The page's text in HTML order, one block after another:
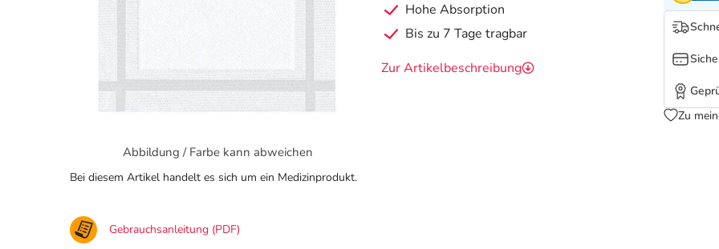
Abbildung / Farbe kann abweichen
Hohe Absorption
Bis zu 7 Tage tragbar
Zur Artikelbeschreibung
Zu
Bei diesem Artikel handelt es sich um ein Medizinprodukt.
Gebrauchsanleitung (PDF)